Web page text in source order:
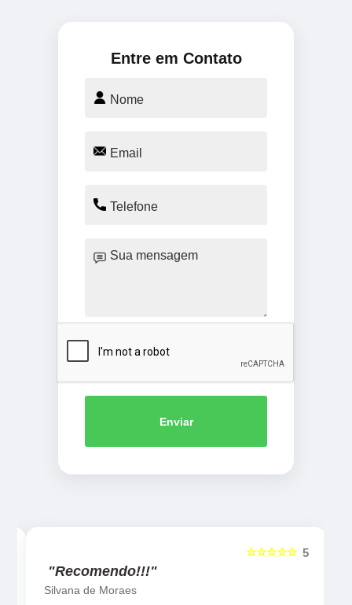
Entre em Contato
Enviar
5
☆☆☆☆☆
"Recomendo!!!"
Silvana de Moraes